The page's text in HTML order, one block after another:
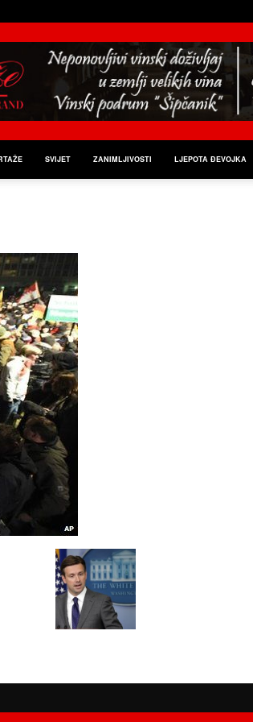
SVIJET ZANIMLJIVOSTI LJEPOTA ĐEVOJKA